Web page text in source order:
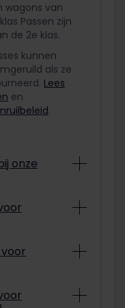
wagons van
Passen zijn
de 2e klas.
kunnen
als ze
Lees
en
.
onze
Passes
wel of niet
korting te
27 jaar oud
met korting te
of ouder